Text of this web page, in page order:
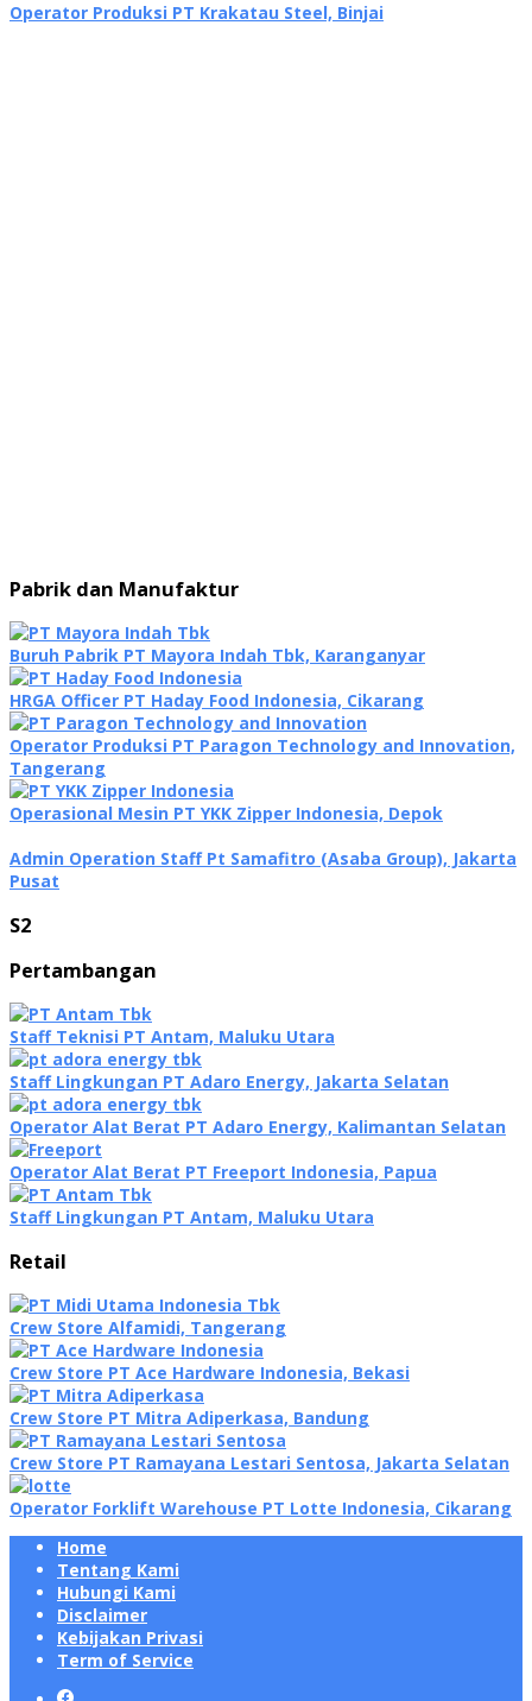
Operator Produksi PT Krakatau Steel, Binjai
Pabrik dan Manufaktur
Buruh Pabrik PT Mayora Indah Tbk, Karanganyar
HRGA Officer PT Haday Food Indonesia, Cikarang
Operator Produksi PT Paragon Technology and Innovation,
Tangerang
Operasional Mesin PT YKK Zipper Indonesia, Depok
Admin Operation Staff Pt Samafitro (Asaba Group), Jakarta
Pusat
S2
Pertambangan
Staff Teknisi PT Antam, Maluku Utara
Staff Lingkungan PT Adaro Energy, Jakarta Selatan
Operator Alat Berat PT Adaro Energy, Kalimantan Selatan
Operator Alat Berat PT Freeport Indonesia, Papua
Staff Lingkungan PT Antam, Maluku Utara
Retail
Crew Store Alfamidi, Tangerang
Crew Store PT Ace Hardware Indonesia, Bekasi
Crew Store PT Mitra Adiperkasa, Bandung
Crew Store PT Ramayana Lestari Sentosa, Jakarta Selatan
Operator Forklift Warehouse PT Lotte Indonesia, Cikarang
Home
Tentang Kami
Hubungi Kami
Disclaimer
Kebijakan Privasi
Term of Service